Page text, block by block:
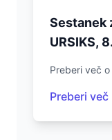
Sestanek
URSIKS,
Preberi več
Preberi